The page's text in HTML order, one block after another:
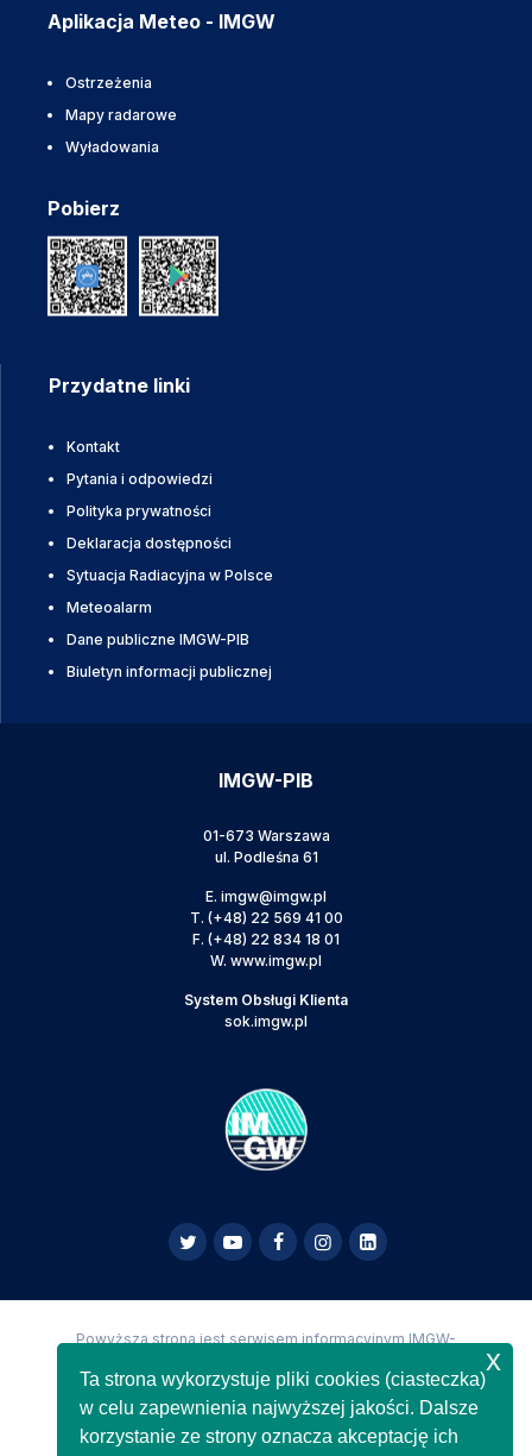
Aplikacja Meteo - IMGW
Ostrzeżenia
Mapy radarowe
Wyładowania
Pobierz
Przydatne linki
Kontakt
Pytania i odpowiedzi
Polityka prywatności
Deklaracja dostępności
Sytuacja Radiacyjna w Polsce
Meteoalarm
Dane publiczne IMGW-PIB
Biuletyn informacji publicznej
IMGW-PIB
01-673 Warszawa
ul. Podleśna 61
E. imgw@imgw.pl
T. (+48) 22 569 41 00
F. (+48) 22 834 18 01
W. www.imgw.pl
System Obsługi Klienta
sok.imgw.pl
Powyższa strona jest serwisem informacyjnym IMGW-
Copyright IMGW-PIB Wszelkie prawa zastrzeżone
Ta strona wykorzystuje pliki cookies (ciasteczka)
w celu zapewnienia najwyższej jakości. Dalsze
korzystanie ze strony oznacza akceptację ich
x